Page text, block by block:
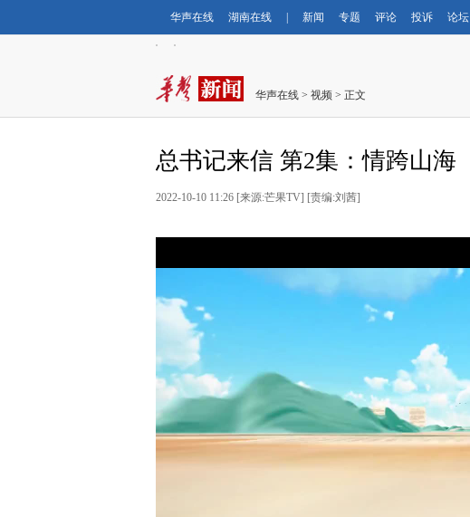
华声在线 湖南在线 新闻 专题 评论 投诉 论坛
华声在线 > 视频 > 正文
总书记来信 第2集：情跨山海
2022-10-10 11:26 [来源:芒果TV] [责编:刘茜]